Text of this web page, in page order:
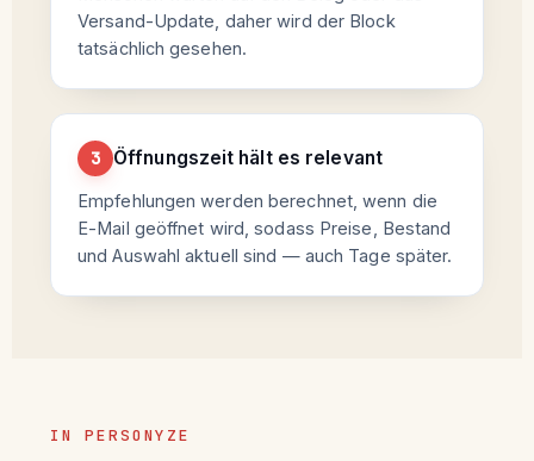
Versand-Update, daher wird der Block
tatsächlich gesehen.
3 Öffnungszeit hält es relevant
Empfehlungen werden berechnet, wenn die
E-Mail geöffnet wird, sodass Preise, Bestand
und Auswahl aktuell sind — auch Tage später.
IN PERSONYZE